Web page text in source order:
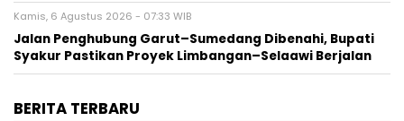
Kamis, 6 Agustus 2026 - 07:33 WIB
Jalan Penghubung Garut–Sumedang Dibenahi, Bupati
Syakur Pastikan Proyek Limbangan–Selaawi Berjalan
BERITA TERBARU